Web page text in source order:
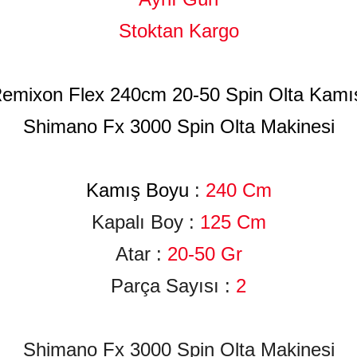
Stoktan Kargo
Flex 240cm 20-50 Spin Olta
Shimano Fx 3000 Spin Olta Makinesi
Kamış Boyu : 240 Cm
Kapalı Boy : 125 Cm
Atar : 20-50 Gr
Parça Sayısı : 2
Shimano Fx 3000 Spin Olta Makinesi